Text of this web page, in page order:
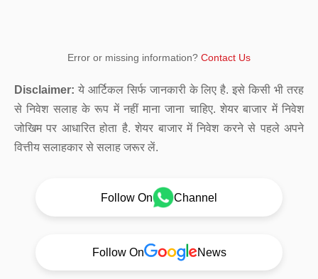
Error or missing information? Contact Us
Disclaimer: ये आर्टिकल सिर्फ जानकारी के लिए है. इसे किसी भी तरह
से निवेश सलाह के रूप में नहीं माना जाना चाहिए. शेयर बाजार में निवेश
जोखिम पर आधारित होता है. शेयर बाजार में निवेश करने से पहले अपने
वित्तीय सलाहकार से सलाह जरूर लें.
Follow On Channel
Follow On News